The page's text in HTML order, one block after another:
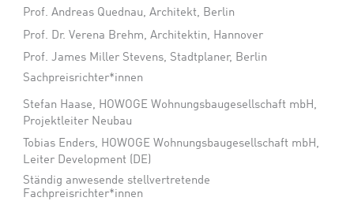
Prof. Andreas Quednau, Architekt, Berlin
Prof. Dr. Verena Brehm, Architektin, Hannover
Prof. James Miller Stevens, Stadtplaner, Berlin
Sachpreisrichter*innen
Stefan Haase, HOWOGE Wohnungsbaugesellschaft mbH,
Projektleiter Neubau
Tobias Enders, HOWOGE Wohnungsbaugesellschaft mbH,
Leiter Development (DE)
Ständig anwesende stellvertretende
Fachpreisrichter*innen